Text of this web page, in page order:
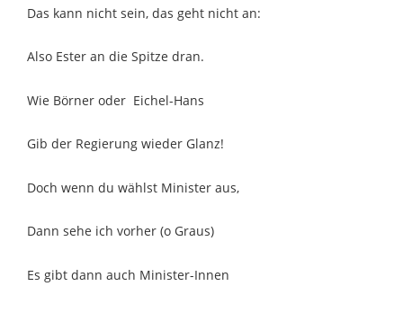
Das kann nicht sein, das geht nicht an:
Also Ester an die Spitze dran.
Wie Börner oder Eichel-Hans
Gib der Regierung wieder Glanz!
Doch wenn du wählst Minister aus,
Dann sehe ich vorher (o Graus)
Es gibt dann auch Minister-Innen